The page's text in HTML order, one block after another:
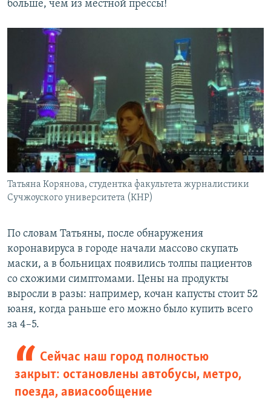
больше, чем из местной прессы!
Татьяна Корянова, студентка факультета журналистики
Сучжоуского университета (КНР)
По словам Татьяны, после обнаружения
коронавируса в городе начали массово скупать
маски, а в больницах появились толпы пациентов
со схожими симптомами. Цены на продукты
выросли в разы: например, кочан капусты стоит 52
юаня, когда раньше его можно было купить всего
за 4–5.
Сейчас наш город полностью
закрыт: остановлены автобусы, метро,
поезда, авиасообщение